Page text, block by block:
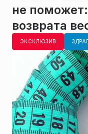
не
возврата
ЭКСКЛЮЗИВ